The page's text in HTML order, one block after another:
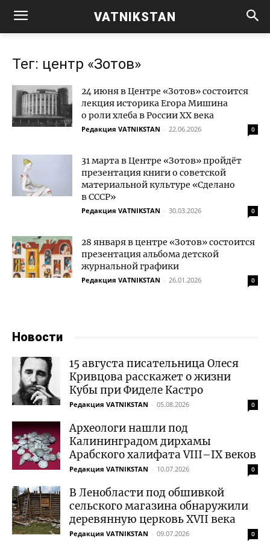
VATNIKSTAN
Тег: центр «Зотов»
24 июня в Центре «Зотов» состоится
лекция историка Егора Мишина
о роли хлеба в России XX века
Редакция VATNIKSTAN - 22.06.2026 0
31 марта в Центре «Зотов» пройдёт
презентация книги о советской
материальной культуре «Сделано
в СССР»
Редакция VATNIKSTAN - 30.03.2026 0
28 января в центре «Зотов» состоится
презентация альбома детской
журнальной графики
Редакция VATNIKSTAN - 26.01.2026 0
Новости
15 августа писательница Олеся
Кривцова расскажет о жизни
Кубы при Фиделе Кастро
Редакция VATNIKSTAN - 05.08.2026 0
Археологи нашли под
Калининградом дирхамы
Арабского халифата VIII–IX веков
Редакция VATNIKSTAN - 10.07.2026 0
В Ленобласти под обшивкой
сельского магазина обнаружили
деревянную церковь XVII века
Редакция VATNIKSTAN - 09.07.2026 0